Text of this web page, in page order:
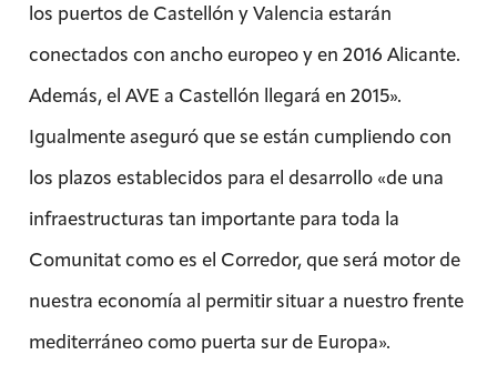
los puertos de Castellón y Valencia estarán
conectados con ancho europeo y en 2016 Alicante.
Además, el AVE a Castellón llegará en 2015».
Igualmente aseguró que se están cumpliendo con
los plazos establecidos para el desarrollo «de una
infraestructuras tan importante para toda la
Comunitat como es el Corredor, que será motor de
nuestra economía al permitir situar a nuestro frente
mediterráneo como puerta sur de Europa».